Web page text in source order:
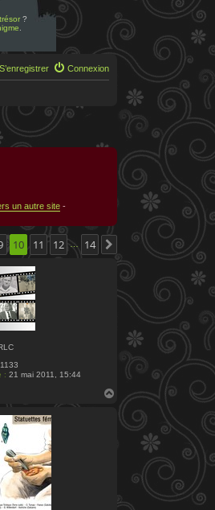
trésor ?
Connexion
S’enregistrer
un autre site -
10 11 12 … 14 Suivante
1133
: 21 mai 2011, 15:44
a